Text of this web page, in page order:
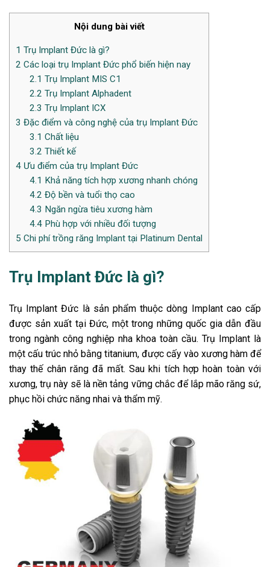
Nội dung bài viết
1 Trụ Implant Đức là gì?
2 Các loại trụ Implant Đức phổ biến hiện nay
2.1 Trụ Implant MIS C1
2.2 Trụ Implant Alphadent
2.3 Trụ Implant ICX
3 Đặc điểm và công nghệ của trụ Implant Đức
3.1 Chất liệu
3.2 Thiết kế
4 Ưu điểm của trụ Implant Đức
4.1 Khả năng tích hợp xương nhanh chóng
4.2 Độ bền và tuổi thọ cao
4.3 Ngăn ngừa tiêu xương hàm
4.4Phù hợp với nhiều đối tượng
5 Chi phí trồng răng Implant tại Platinum Dental
Trụ Implant Đức là gì?
Trụ Implant Đức là sản phẩm thuộc dòng Implant cao cấp
được sản xuất tại Đức, một trong những quốc gia dẫn đầu
trong ngành công nghiệp nha khoa toàn cầu. Trụ Implant là
một cấu trúc nhỏ bằng titanium, được cấy vào xương hàm để
thay thế chân răng đã mất. Sau khi tích hợp hoàn toàn với
xương, trụ này sẽ là nền tảng vững chắc để lắp mão răng sứ,
phục hồi chức năng nhai và thẩm mỹ.